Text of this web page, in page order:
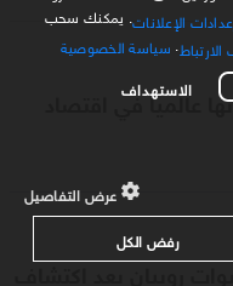
عالميا في اقتصاد
روبيان بعد اكتشاف
الإعلانات . يمكنك سحب
سياسة الخصوصية
الاستهداف
عرض التفاصيل
رفض الكل